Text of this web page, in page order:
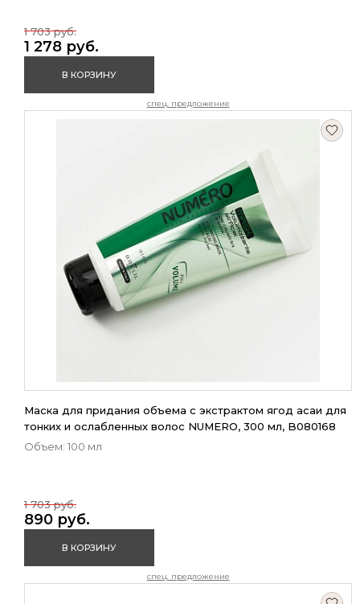
1 278 руб.
1 703 руб.
В КОРЗИНУ
спец. предложение
Маска для придания объема с экстрактом ягод асаи для
тонких и ослабленных волос NUMERO, 300 мл, B080168
Объем: 100 мл
890 руб.
1 703 руб.
В КОРЗИНУ
спец. предложение